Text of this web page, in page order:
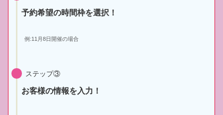
予約希望の時間枠を選択！
例:11月8日開催の場合
ステップ③
お客様の情報を入力！